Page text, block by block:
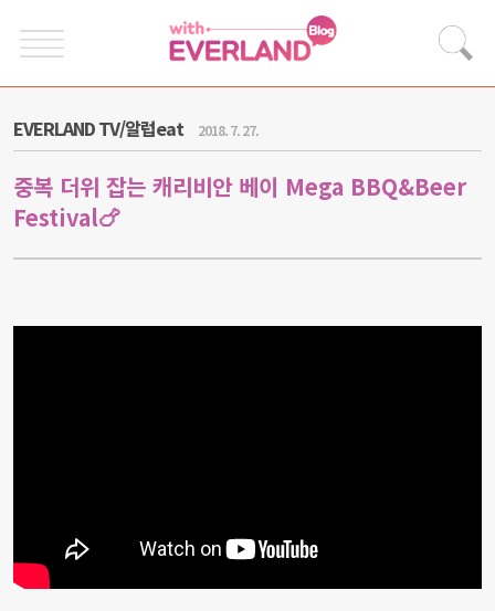
EVERLAND TV/알럽eat 2018. 7. 27.
중복 더위 잡는 캐리비안 베이 Mega BBQ&Beer
Festival🍗